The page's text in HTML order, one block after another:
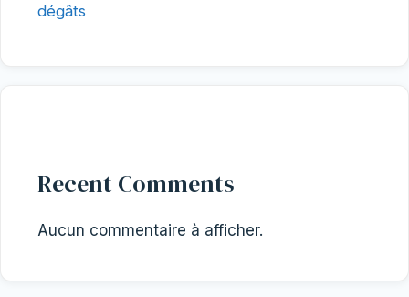
dégâts
Recent Comments
Aucun commentaire à afficher.